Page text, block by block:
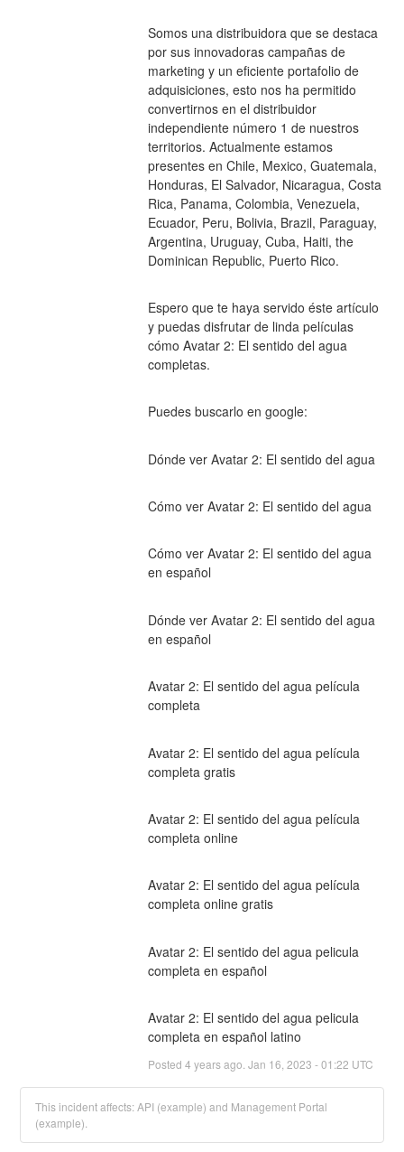
Somos una distribuidora que se destaca
por sus innovadoras campañas de
marketing y un eficiente portafolio de
adquisiciones, esto nos ha permitido
convertirnos en el distribuidor
independiente número 1 de nuestros
territorios. Actualmente estamos
presentes en Chile, Mexico, Guatemala,
Honduras, El Salvador, Nicaragua, Costa
Rica, Panama, Colombia, Venezuela,
Ecuador, Peru, Bolivia, Brazil, Paraguay,
Argentina, Uruguay, Cuba, Haiti, the
Dominican Republic, Puerto Rico.
Espero que te haya servido éste artículo
y puedas disfrutar de linda películas
cómo Avatar 2: El sentido del agua
completas.
Puedes buscarlo en google:
Dónde ver Avatar 2: El sentido del agua
Cómo ver Avatar 2: El sentido del agua
Cómo ver Avatar 2: El sentido del agua
en español
Dónde ver Avatar 2: El sentido del agua
en español
Avatar 2: El sentido del agua película
completa
Avatar 2: El sentido del agua película
completa gratis
Avatar 2: El sentido del agua película
completa online
Avatar 2: El sentido del agua película
completa online gratis
Avatar 2: El sentido del agua pelicula
completa en español
Avatar 2: El sentido del agua pelicula
completa en español latino
Posted 4 years ago. Jan 16 2023 -01:22 UTC
This incident affects: API (example) and Management Portal
(example).